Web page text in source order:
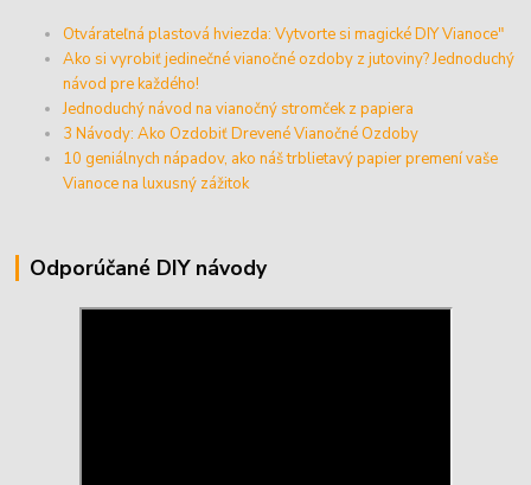
Otvárateľná plastová hviezda: Vytvorte si magické DIY Vianoce"
Ako si vyrobiť jedinečné vianočné ozdoby z jutoviny? Jednoduchý
návod pre každého!
Jednoduchý návod na vianočný stromček z papiera
3 Návody: Ako Ozdobiť Drevené Vianočné Ozdoby
10 geniálnych nápadov, ako náš trblietavý papier premení vaše
Vianoce na luxusný zážitok
Odporúčané DIY návody